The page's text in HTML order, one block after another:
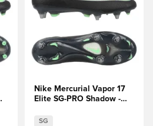
Nike Mercurial Vapor 17
Elite SG-PRO Shadow -
SG